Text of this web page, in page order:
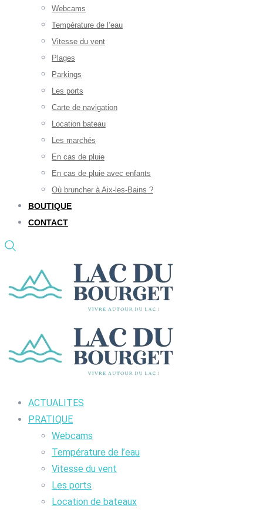
Webcams
Température de l’eau
Vitesse du vent
Plages
Parkings
Les ports
Carte de navigation
Location bateau
Les marchés
En cas de pluie
En cas de pluie avec enfants
Où bruncher à Aix-les-Bains ?
BOUTIQUE
CONTACT
ACTUALITES
PRATIQUE
Webcams
Température de l’eau
Vitesse du vent
Les ports
Location de bateaux